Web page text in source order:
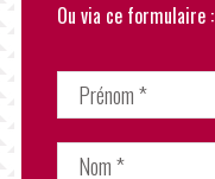
Ou via ce formulaire :